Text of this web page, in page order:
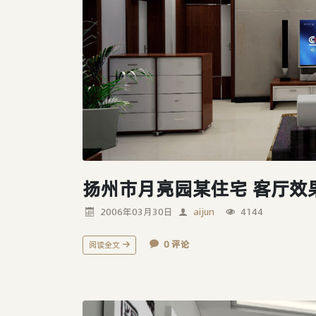
扬州市月亮园某住宅 客厅效
2006年03月30日 aijun 4144
阅读全文 0 评论